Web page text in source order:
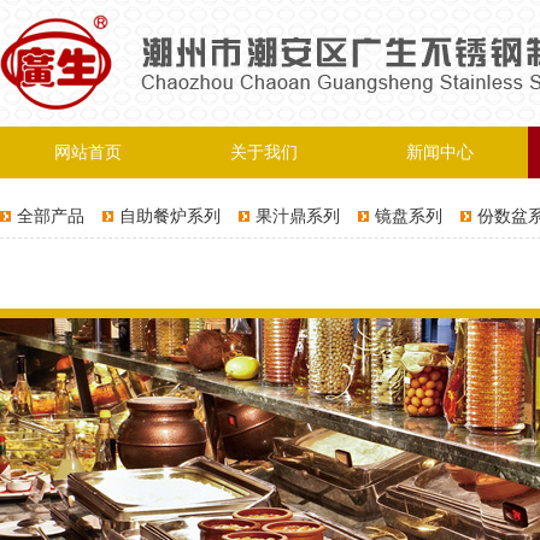
网站首页 关于我们 新闻中心
全部产品 自助餐炉系列 果汁鼎系列 镜盘系列 份数盆